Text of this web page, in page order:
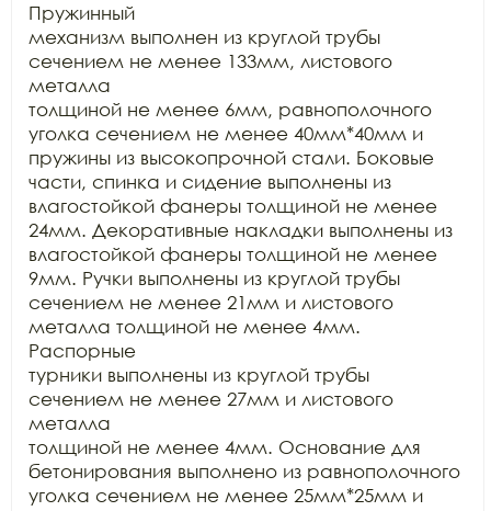
Пружинный
механизм выполнен из круглой трубы
сечением не менее 133мм, листового
металла
толщиной не менее 6мм, равнополочного
уголка сечением не менее 40мм*40мм и
пружины из высокопрочной стали. Боковые
части, спинка и сидение выполнены из
влагостойкой фанеры толщиной не менее
24мм. Декоративные накладки выполнены из
влагостойкой фанеры толщиной не менее
9мм. Ручки выполнены из круглой трубы
сечением не менее 21мм и листового
металла толщиной не менее 4мм.
Распорные
турники выполнены из круглой трубы
сечением не менее 27мм и листового
металла
толщиной не менее 4мм. Основание для
бетонирования выполнено из равнополочного
уголка сечением не менее 25мм*25мм и